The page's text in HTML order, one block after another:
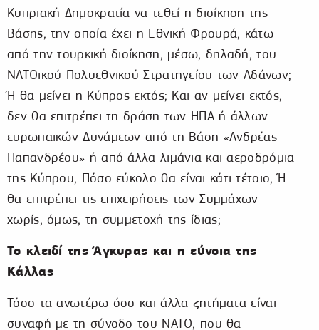
Κυπριακή Δημοκρατία να τεθεί η διοίκηση της
Βάσης, την οποία έχει η Εθνική Φρουρά, κάτω
από την τουρκική διοίκηση, μέσω, δηλαδή, του
ΝΑΤΟϊκού Πολυεθνικού Στρατηγείου των Αδάνων;
Ή θα μείνει η Κύπρος εκτός; Και αν μείνει εκτός,
δεν θα επιτρέπει τη δράση των ΗΠΑ ή άλλων
ευρωπαϊκών Δυνάμεων από τη Βάση «Ανδρέας
Παπανδρέου» ή από άλλα λιμάνια και αεροδρόμια
της Κύπρου; Πόσο εύκολο θα είναι κάτι τέτοιο; Ή
θα επιτρέπει τις επιχειρήσεις των Συμμάχων
χωρίς, όμως, τη συμμετοχή της ίδιας;
Το κλειδί της Άγκυρας και η εύνοια της
Κάλλας
Τόσο τα ανωτέρω όσο και άλλα ζητήματα είναι
συναφή με τη σύνοδο του ΝΑΤΟ, που θα